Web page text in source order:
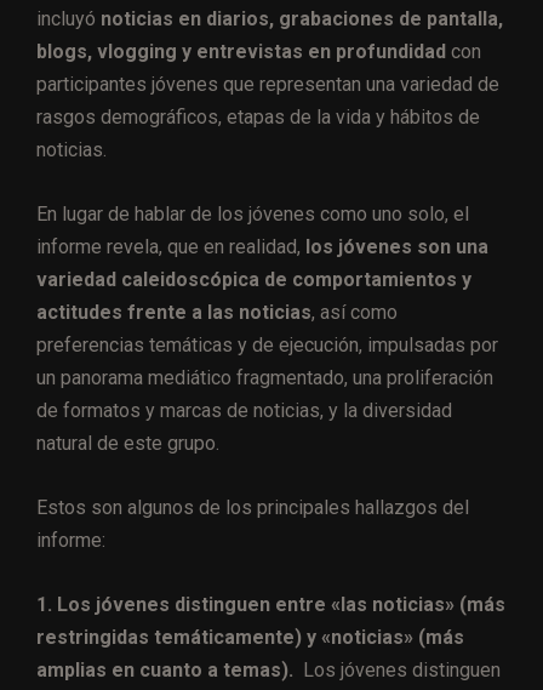
incluyó noticias en diarios, grabaciones de pantalla,
blogs, vlogging y entrevistas en profundidad con
participantes jóvenes que representan una variedad de
rasgos demográficos, etapas de la vida y hábitos de
noticias.
En lugar de hablar de los jóvenes como uno solo, el
informe revela, que en realidad, los jóvenes son una
variedad caleidoscópica de comportamientos y
actitudes frente a las noticias, así como
preferencias temáticas y de ejecución, impulsadas por
un panorama mediático fragmentado, una proliferación
de formatos y marcas de noticias, y la diversidad
natural de este grupo.
Estos son algunos de los principales hallazgos del
informe:
1. Los jóvenes distinguen entre «las noticias» (más
restringidas temáticamente) y «noticias» (más
amplias en cuanto a temas). Los jóvenes distinguen